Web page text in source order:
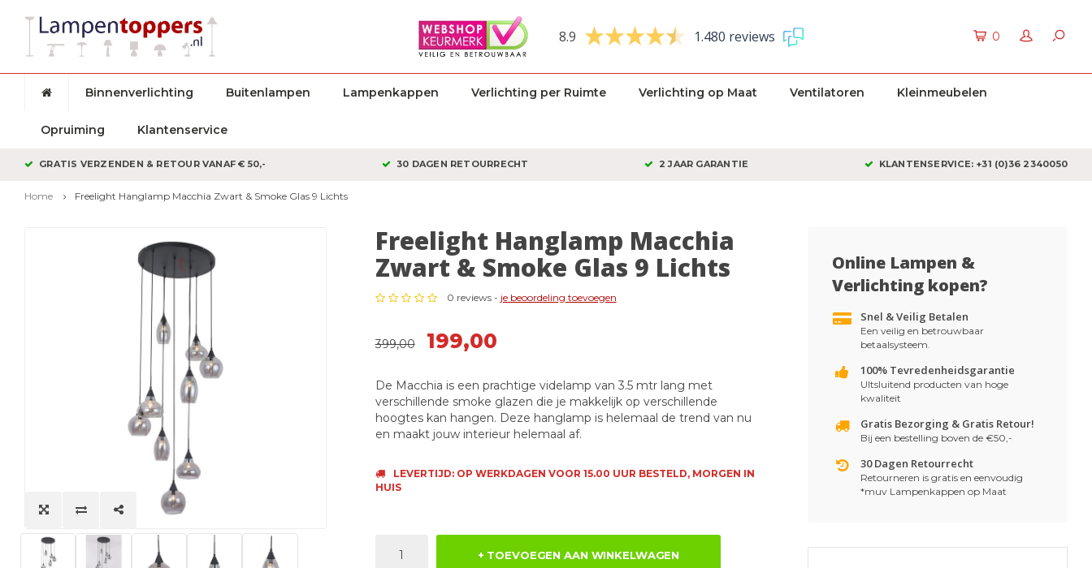
8.9 1.480 reviews 0
Binnenverlichting Buitenlampen Lampenkappen Verlichting per Ruimte Verlichting op Maat Ventilatoren Kleinmeubelen
Opruiming Klantenservice
GRATIS VERZENDEN & RETOUR VANAF € 50,- 30 DAGEN RETOURRECHT 2 JAAR GARANTIE KLANTENSERVICE: +31 (0)36 2340050
Home Freelight Hanglamp Macchia Zwart & Smoke Glas 9 Lichts
Freelight Hanglamp Macchia
Zwart & Smoke Glas 9 Lichts
0 reviews - je beoordeling toevoegen
399,00 199,00
De Macchia is een prachtige videlamp van 3.5 mtr lang met
verschillende smoke glazen die je makkelijk op verschillende
hoogtes kan hangen. Deze hanglamp is helemaal de trend van nu
en maakt jouw interieur helemaal af.
LEVERTIJD: OP WERKDAGEN VOOR 15.00 UUR BESTELD, MORGEN IN
HUIS
+ TOEVOEGEN AAN WINKELWAGEN
Online Lampen &
Verlichting kopen?
Snel & Veilig Betalen
Een veilig en betrouwbaar
betaalsysteem.
100% Tevredenheidsgarantie
UItsluitend producten van hoge
kwaliteit
Gratis Bezorging & Gratis Retour!
Bij een bestelling boven de €50,-
30 Dagen Retourrecht
Retourneren is gratis en eenvoudig
*muv Lampenkappen op Maat